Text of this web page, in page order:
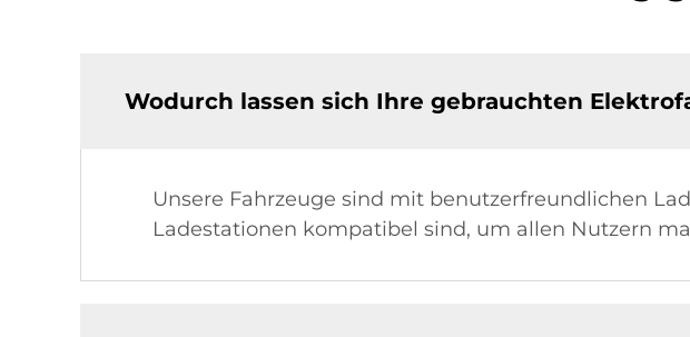
Wodurch lassen sich Ihre gebrauchten
Unsere Fahrzeuge sind mit benutzerfreundlichen
Ladestationen kompatibel sind, um allen Nutzern